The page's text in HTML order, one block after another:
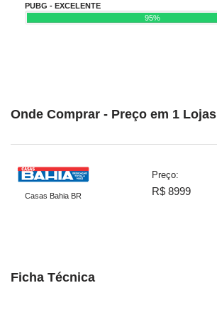
PUBG - EXCELENTE
95%
Onde Comprar - Preço em 1 Lojas
Casas Bahia BR
Preço:
R$ 8999
Ficha Técnica